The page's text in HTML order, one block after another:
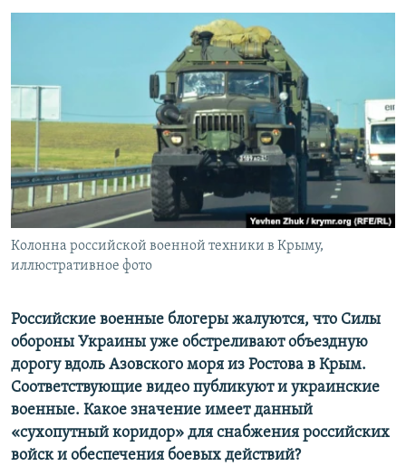
КРЫМ.НЕПОКОРЕННЫЙ
ELIFBE
УКРАИНСКАЯ ПРОБЛЕМА КРЫМА
Все сайты RFE/RL
Колонна российской военной техники в Крыму,
иллюстративное фото
Российские военные блогеры жалуются, что Силы
обороны Украины уже обстреливают объездную
дорогу вдоль Азовского моря из Ростова в Крым.
Соответствующие видео публикуют и украинские
военные. Какое значение имеет данный
«сухопутный коридор» для снабжения российских
войск и обеспечения боевых действий?